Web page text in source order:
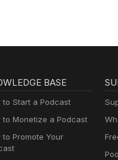
BASE
to Start a Podcast
to Monetize a Podcast
to Promote Your